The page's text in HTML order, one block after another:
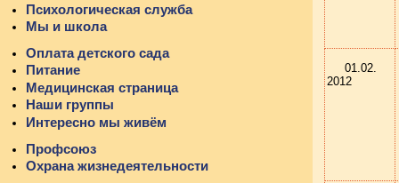
Психологическая служба
Мы и школа
Оплата детского сада
Питание
Медицинская страница
Наши группы
Интересно мы живём
Профсоюз
Охрана жизнедеятельности
01.02.
2012